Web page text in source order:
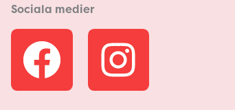
Sociala medier
F
a
I
n